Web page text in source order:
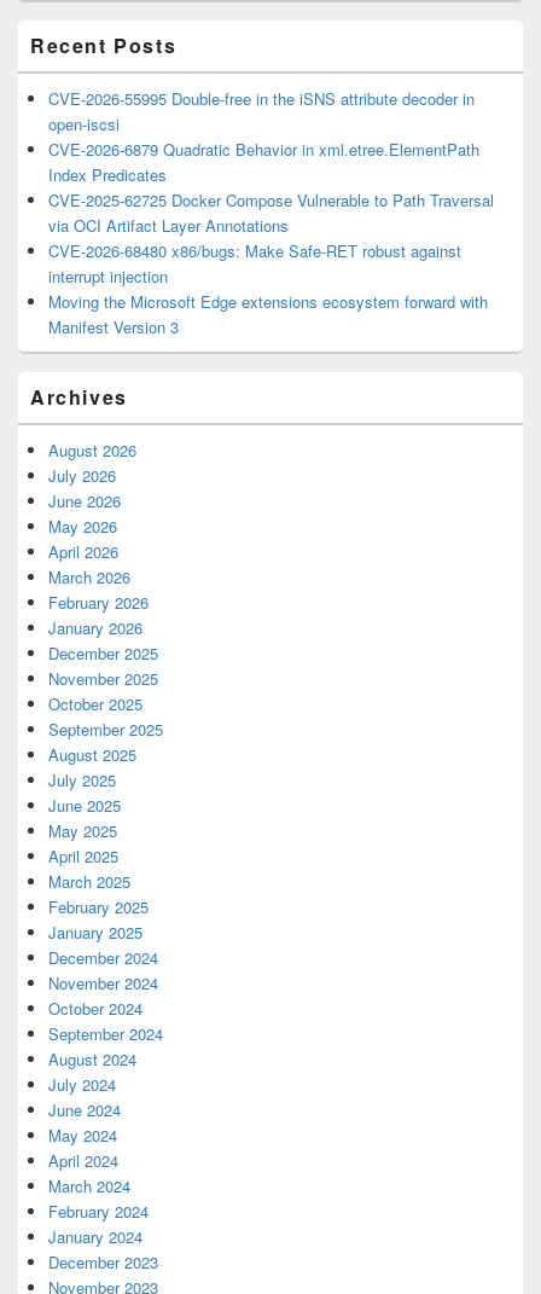
Area
Recent Posts
CVE-2026-55995 Double-free in the iSNS attribute decoder in
open-iscsi
CVE-2026-6879 Quadratic Behavior in xml.etree.ElementPath
Index Predicates
CVE-2025-62725 Docker Compose Vulnerable to Path Traversal
via OCI Artifact Layer Annotations
CVE-2026-68480 x86/bugs: Make Safe-RET robust against
interrupt injection
Moving the Microsoft Edge extensions ecosystem forward with
Manifest Version 3
Archives
August 2026
July 2026
June 2026
May 2026
April 2026
March 2026
February 2026
January 2026
December 2025
November 2025
October 2025
September 2025
August 2025
July 2025
June 2025
May 2025
April 2025
March 2025
February 2025
January 2025
December 2024
November 2024
October 2024
September 2024
August 2024
July 2024
June 2024
May 2024
April 2024
March 2024
February 2024
January 2024
December 2023
November 2023